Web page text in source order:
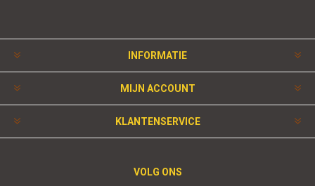
INFORMATIE
MIJN ACCOUNT
KLANTENSERVICE
VOLG ONS